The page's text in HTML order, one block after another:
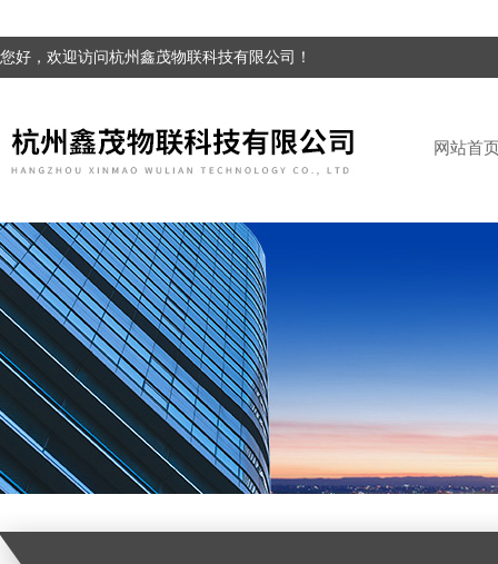
您好，欢迎访问杭州鑫茂物联科技有限公司！
网站首